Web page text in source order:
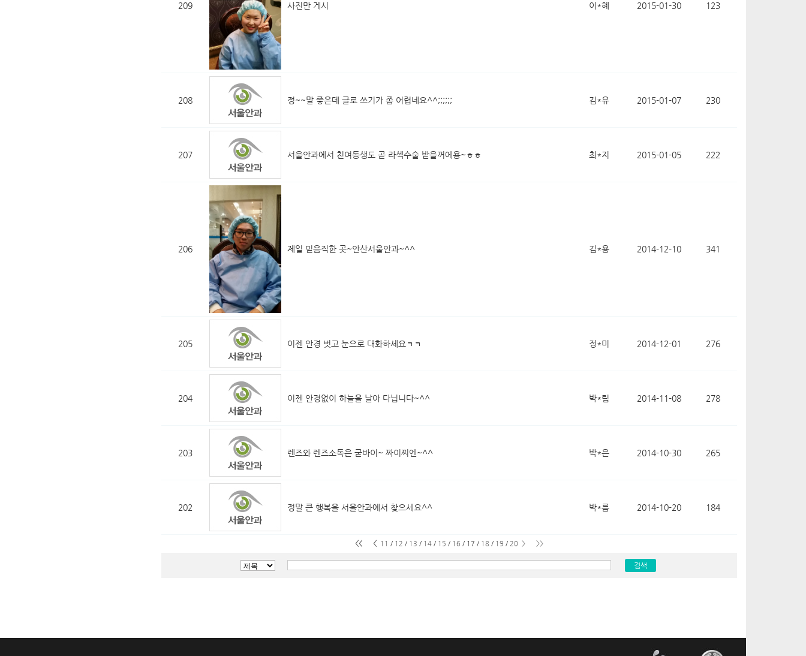
209 사진만 게시 이*혜 2015-01-30 123
208 정~~말 좋은데 글로 쓰기가 좀 어렵네요^^;;;;;; 김*유 2015-01-07 230
207 서울안과에서 친여동생도 곧 라섹수술 받을꺼에용~ㅎㅎ 최*지 2015-01-05 222
206 제일 믿음직한 곳~안산서울안과~^^ 김*용 2014-12-10 341
205 이젠 안경 벗고 눈으로 대화하세요ㅋㅋ 정*미 2014-12-01 276
204 이젠 안경없이 하늘을 날아 다닙니다~^^ 박*림 2014-11-08 278
203 렌즈와 렌즈소독은 굳바이~ 짜이찌엔~^^ 박*은 2014-10-30 265
202 정말 큰 행복을 서울안과에서 찾으세요^^ 박*름 2014-10-20 184
<< < 11 / 12 / 13 / 14 / 15 / 16 / 17 / 18 / 19 / 20 > >>
검색